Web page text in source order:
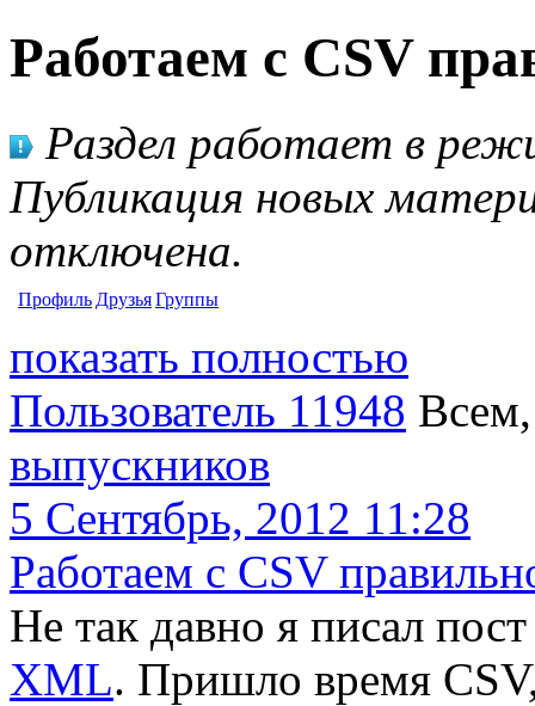
Работаем с CSV
Раздел работает в
Публикация новых
отключена.
Профиль ДрузьяГруппы
показать полностью
Пользователь 11948 Всем
выпускников
5 Сентябрь, 2012 11:28
Работаем с CSV
Не так давно я писал
XML. Пришло время